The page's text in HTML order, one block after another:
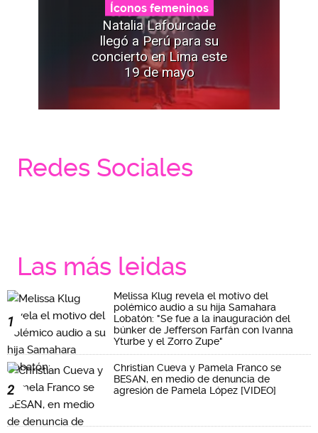
Íconos femeninos
Natalia Lafourcade
llegó a Perú para su
concierto en Lima este
19 de mayo
Redes Sociales
Las más leidas
1
Melissa Klug revela el motivo del
polémico audio a su hija Samahara
Lobatón: "Se fue a la inauguración del
búnker de Jefferson Farfán con Ivanna
Yturbe y el Zorro Zupe"
2
Christian Cueva y Pamela Franco se
BESAN, en medio de denuncia de
agresión de Pamela López [VIDEO]